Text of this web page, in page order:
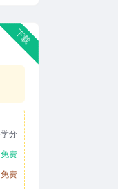
下载
分
免费
免费